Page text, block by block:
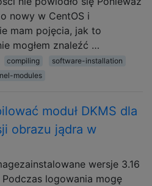
nowy w CentOS i
mam pojęcia, jak to
mogłem znaleźć …
compiling
software-installation
modules
moduł DKMS dla
obrazu jądra w
wersje 3.16
logowania mogę